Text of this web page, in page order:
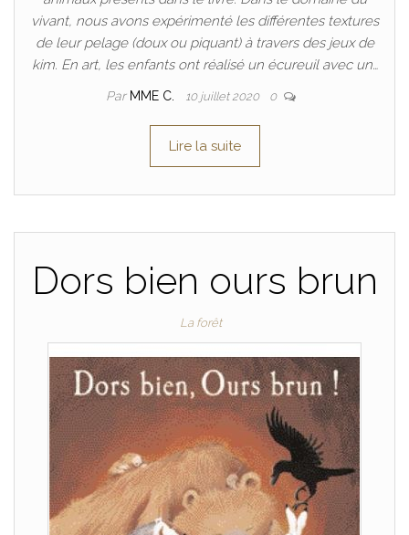
vivant, nous avons expérimenté les différentes textures
de leur pelage (doux ou piquant) à travers des jeux de
kim. En art, les enfants ont réalisé un écureuil avec un…
Par MME C. 10 juillet 2020 0
Lire la suite
Dors bien ours brun
La forêt